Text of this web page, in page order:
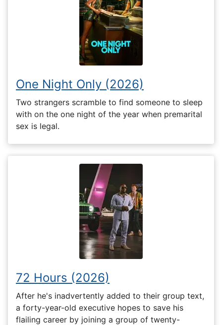
One Night Only (2026)
Two strangers scramble to find someone to sleep
with on the one night of the year when premarital
sex is legal.
72 Hours (2026)
After he's inadvertently added to their group text,
a forty-year-old executive hopes to save his
flailing career by joining a group of twenty-